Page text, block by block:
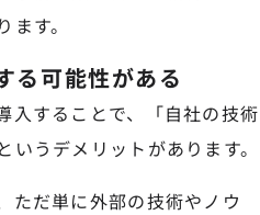
す。
る可能性がある
入することで、「自社の技術
うデメリットがあります。
ただ単に外部の技術やノウ